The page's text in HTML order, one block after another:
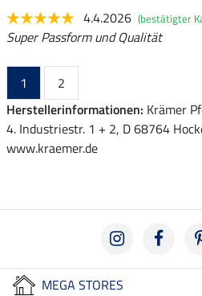
4.4.2026 (bestätigter
Super Passform und Qualität
1
2
Herstellerinformationen: Krämer
4. Industriestr. 1 + 2, D 68764
www.kraemer.de
MEGA STORES